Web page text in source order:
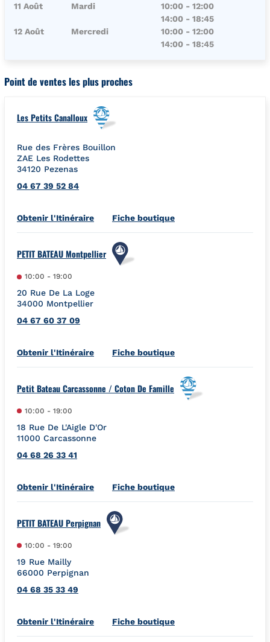
11 Août
Mardi 10:00 - 12:00
14:00 - 18:45
12 Août
Mercredi 10:00 - 12:00
14:00 - 18:45
Point de ventes les plus proches
Les Petits Canalloux
Rue des Frères Bouillon
ZAE Les Rodettes
34120 Pezenas
04 67 39 52 84
Obtenir l'ItinéraireLink Opens in New Tab
Fiche boutique
PETIT BATEAU Montpellier
10:00 - 19:00
20 Rue De La Loge
34000 Montpellier
04 67 60 37 09
Obtenir l'ItinéraireLink Opens in New Tab
Fiche boutique
Petit Bateau Carcassonne / Coton De Famille
10:00 - 19:00
18 Rue De L'Aigle D'Or
11000 Carcassonne
04 68 26 33 41
Obtenir l'ItinéraireLink Opens in New Tab
Fiche boutique
PETIT BATEAU Perpignan
10:00 - 19:00
19 Rue Mailly
66000 Perpignan
04 68 35 33 49
Obtenir l'ItinéraireLink Opens in New Tab
Fiche boutique